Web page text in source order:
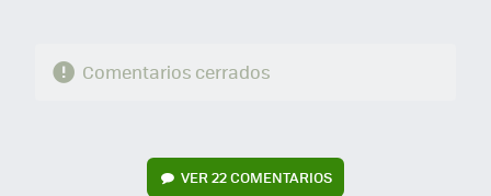
Comentarios cerrados
VER22 COMENTARIOS